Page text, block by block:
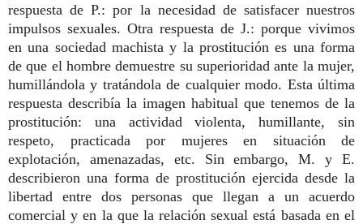
respuesta de P.: por la necesidad de satisfacer nuestros
impulsos sexuales. Otra respuesta de J.: porque vivimos
en una sociedad machista y la prostitución es una forma
de que el hombre demuestre su superioridad ante la mujer,
humillándola y tratándola de cualquier modo. Esta última
respuesta describía la imagen habitual que tenemos de la
prostitución: una actividad violenta, humillante, sin
respeto, practicada por mujeres en situación de
explotación, amenazadas, etc. Sin embargo, M. y E.
describieron una forma de prostitución ejercida desde la
libertad entre dos personas que llegan a un acuerdo
comercial y en la que la relación sexual está basada en el